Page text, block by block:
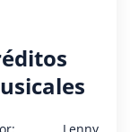
Lenny